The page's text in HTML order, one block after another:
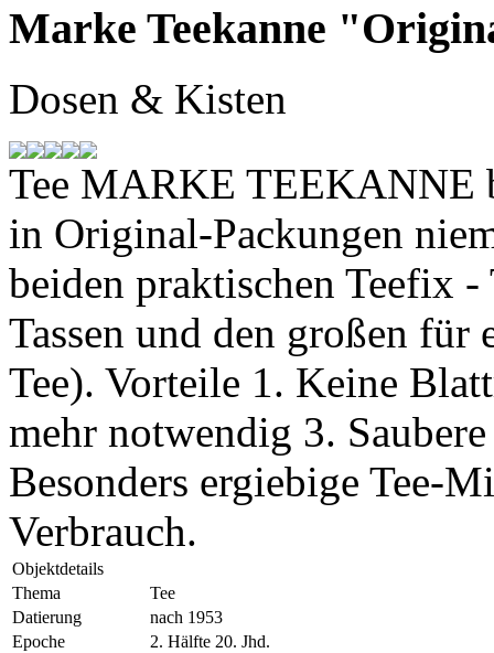
Marke Teekanne
Dosen & Kisten
Tee MARKE TEEKANNE
in Original-Packungen
beiden praktischen Teefix
Tassen und den großen für
Tee). Vorteile 1. Keine
mehr notwendig 3.
Besonders ergiebige Tee-
Verbrauch.
Objektdetails
Thema
Tee
Datierung
nach 1953
Epoche
2. Hälfte 20. Jhd.